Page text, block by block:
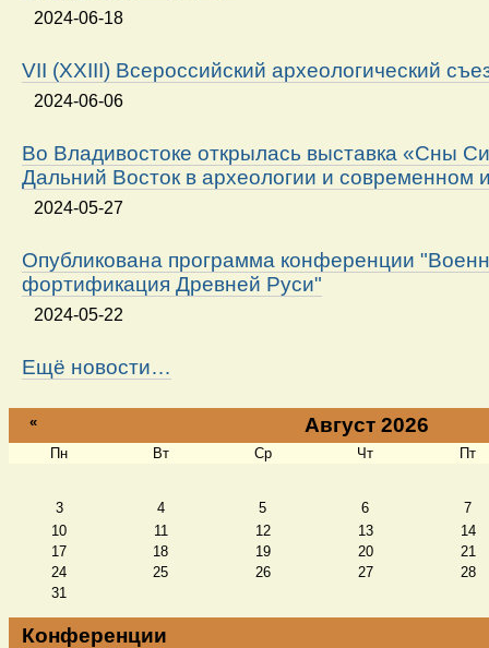
2024-06-18
VII (XXIII) Всероссийский археологический
2024-06-06
Во Владивостоке открылась выставка «Сны
Дальний Восток в археологии и современном
2024-05-27
Опубликована программа конференции
фортификация Древней Руси"
2024-05-22
Ещё новости…
« Август 2026
Пн Вт Ср Чт Пт
3 4 5 6
7
10
11 12 13
14
17
18 19 20
21
24
25 26 27
28
31
Конференции